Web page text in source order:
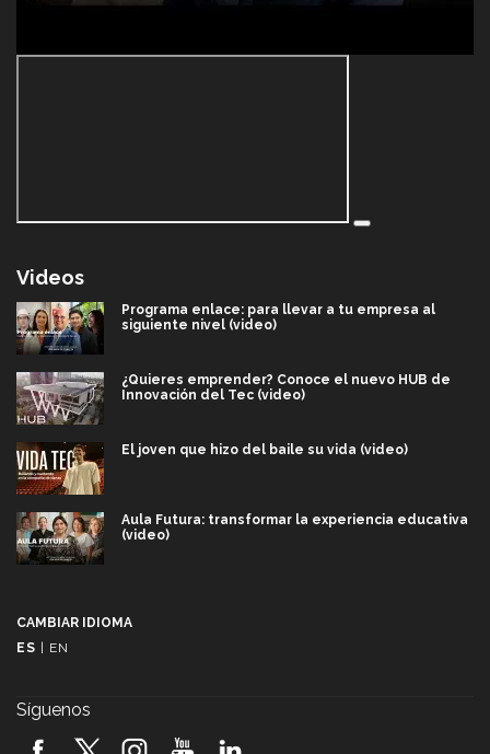
Videos
Programa enlace: para llevar a tu empresa al
siguiente nivel (video)
¿Quieres emprender? Conoce el nuevo HUB de
Innovación del Tec (video)
El joven que hizo del baile su vida (video)
Aula Futura: transformar la experiencia educativa
(video)
2026! (video)
CAMBIAR IDIOMA
ES
EN
Síguenos